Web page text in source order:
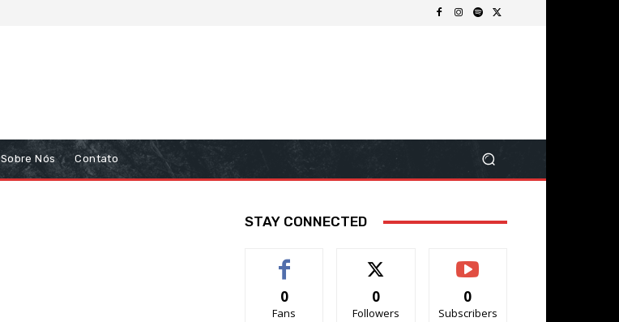
Sobre Nós Contato
STAY CONNECTED
0
Fans
0
Followers
0
Subscribers